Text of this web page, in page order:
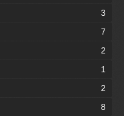
3
7
2
1
2
8